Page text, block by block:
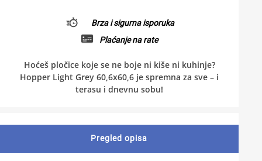
Brza i sigurna isporuka
Plaćanje na rate
Hoćeš pločice koje se ne boje ni kiše ni kuhinje?
Hopper Light Grey 60,6x60,6 je spremna za sve – i
terasu i dnevnu sobu!
Pregled opisa